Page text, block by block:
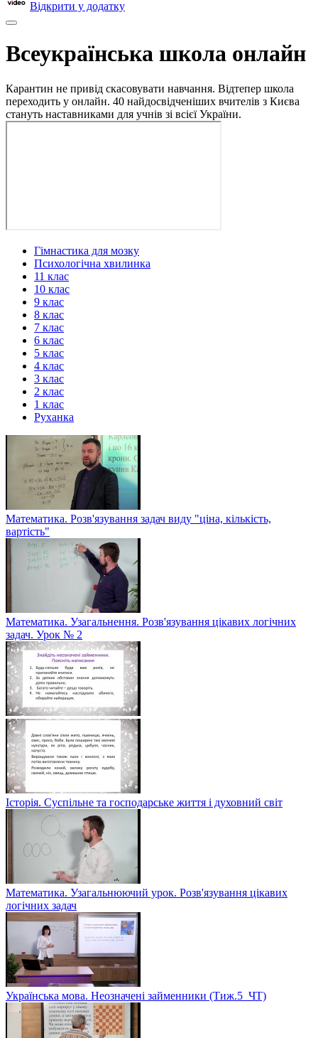
Відкрити у додатку
Всеукраїнська школа онлайн
Карантин не привід скасовувати навчання. Відтепер школа
переходить у онлайн. 40 найдосвідченіших вчителів з Києва
стануть наставниками для учнів зі всієї України.
Гімнастика для мозку
Психологічна хвилинка
11 клас
10 клас
9 клас
8 клас
7 клас
6 клас
5 клас
4 клас
3 клас
2 клас
1 клас
Руханка
Математика. Розв'язування задач виду "ціна, кількість,
вартість"
Математика. Узагальнення. Розв'язування цікавих логічних
задач. Урок № 2
Історія. Суспільне та господарське життя і духовний світ
Математика. Узагальнюючий урок. Розв'язування цікавих
логічних задач
Українська мова. Неозначені займенники (Тиж.5_ЧТ)